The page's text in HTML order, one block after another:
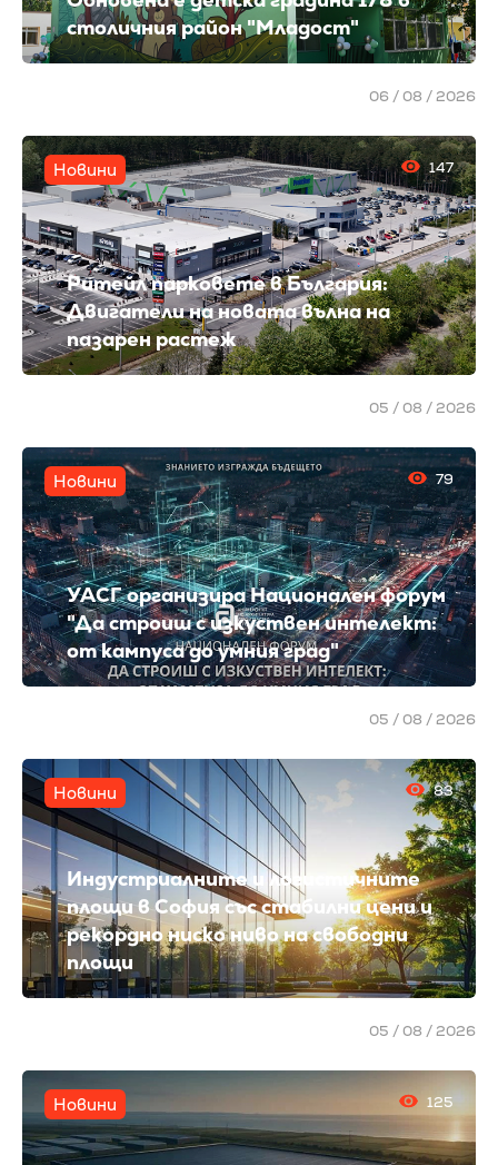
столичния район "Младост"
06 / 08 / 2026
Ритейл парковете в България:
Двигатели на новата вълна на
пазарен растеж
Новини 147
05 / 08 / 2026
УАСГ организира Национален форум
"Да строиш с изкуствен интелект:
от кампуса до умния град"
Новини 79
05 / 08 / 2026
Индустриалните и логистичните
площи в София със стабилни цени и
рекордно ниско ниво на свободни
площи
Новини 83
05 / 08 / 2026
Новини 125